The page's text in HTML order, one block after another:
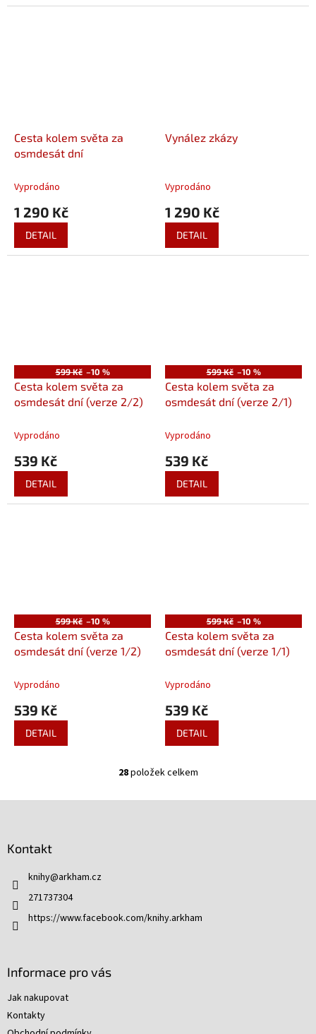
Cesta kolem světa za
osmdesát dní
Vyprodáno
1 290 Kč
DETAIL
Vynález zkázy
Vyprodáno
1 290 Kč
DETAIL
599 Kč –10 %
Cesta kolem světa za
osmdesát dní (verze 2/2)
Vyprodáno
539 Kč
DETAIL
599 Kč –10 %
Cesta kolem světa za
osmdesát dní (verze 2/1)
Vyprodáno
539 Kč
DETAIL
599 Kč –10 %
Cesta kolem světa za
osmdesát dní (verze 1/2)
Vyprodáno
539 Kč
DETAIL
599 Kč –10 %
Cesta kolem světa za
osmdesát dní (verze 1/1)
Vyprodáno
539 Kč
DETAIL
O
l
v
k
28položek celkem
Kontakt
knihy@arkham.cz
271737304
https://www.facebook.com/knihy.arkham
Informace pro vás
Jak nakupovat
Kontakty